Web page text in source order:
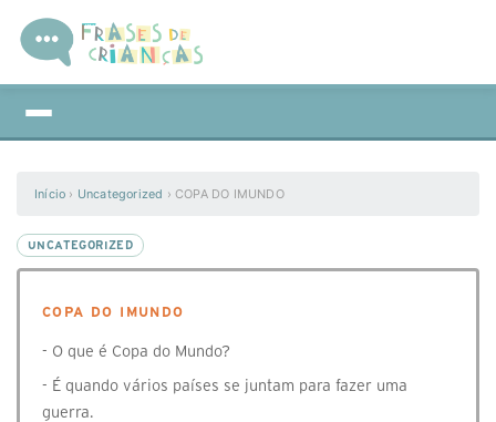
Início › Uncategorized ›COPA DO IMUNDO
UNCATEGORIZED
COPA DO IMUNDO
- O que é Copa do Mundo?
- É quando vários países se juntam para fazer uma
guerra.